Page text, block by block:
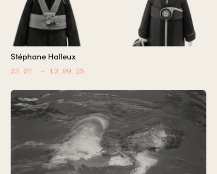
Stéphane Halleux
23.07. – 13.09.25